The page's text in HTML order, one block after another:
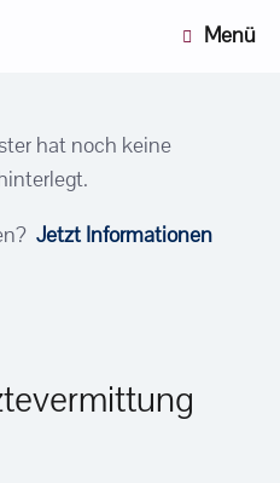
Menü
hat noch keine
Jetzt Informationen